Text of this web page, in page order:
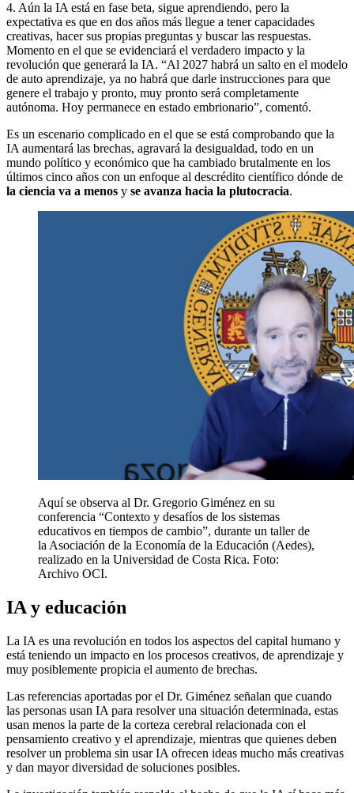
4. Aún la IA está en fase beta, sigue aprendiendo, pero la
expectativa es que en dos años más llegue a tener capacidades
creativas, hacer sus propias preguntas y buscar las respuestas.
Momento en el que se evidenciará el verdadero impacto y la
revolución que generará la IA. “Al 2027 habrá un salto en el modelo
de auto aprendizaje, ya no habrá que darle instrucciones para que
genere el trabajo y pronto, muy pronto será completamente
autónoma. Hoy permanece en estado embrionario”, comentó.
Es un escenario complicado en el que se está comprobando que la
IA aumentará las brechas, agravará la desigualdad, todo en un
mundo político y económico que ha cambiado brutalmente en los
últimos cinco años con un enfoque al descrédito científico dónde de
la ciencia va a menos y se avanza hacia la plutocracia.
Aquí se observa al Dr. Gregorio Giménez en su
conferencia “Contexto y desafíos de los sistemas
educativos en tiempos de cambio”, durante un taller de
la Asociación de la Economía de la Educación (Aedes),
realizado en la Universidad de Costa Rica. Foto:
Archivo OCI.
IA y educación
La IA es una revolución en todos los aspectos del capital humano y
está teniendo un impacto en los procesos creativos, de aprendizaje y
muy posiblemente propicia el aumento de brechas.
Las referencias aportadas por el Dr. Giménez señalan que cuando
las personas usan IA para resolver una situación determinada, estas
usan menos la parte de la corteza cerebral relacionada con el
pensamiento creativo y el aprendizaje, mientras que quienes deben
resolver un problema sin usar IA ofrecen ideas mucho más creativas
y dan mayor diversidad de soluciones posibles.